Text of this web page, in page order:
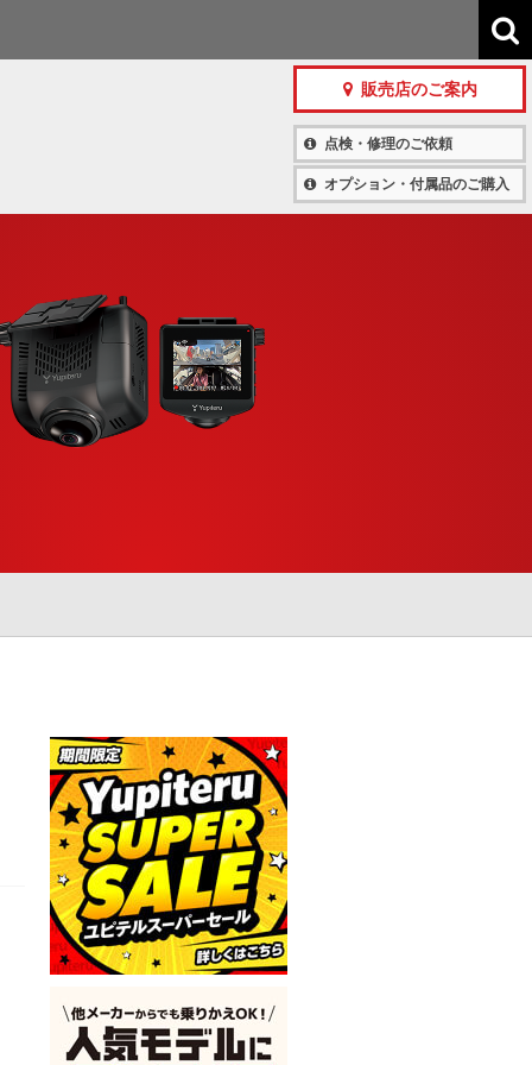
販売店のご案内
点検・修理のご依頼
オプション・付属品のご購入